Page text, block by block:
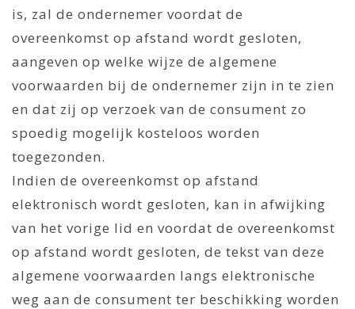
is, zal de ondernemer voordat de
overeenkomst op afstand wordt gesloten,
aangeven op welke wijze de algemene
voorwaarden bij de ondernemer zijn in te zien
en dat zij op verzoek van de consument zo
spoedig mogelijk kosteloos worden
toegezonden.
Indien de overeenkomst op afstand
elektronisch wordt gesloten, kan in afwijking
van het vorige lid en voordat de overeenkomst
op afstand wordt gesloten, de tekst van deze
algemene voorwaarden langs elektronische
weg aan de consument ter beschikking worden